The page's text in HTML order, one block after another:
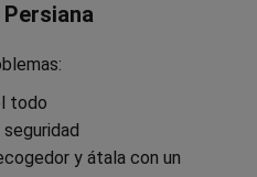
Persiana
todo
y átala con un